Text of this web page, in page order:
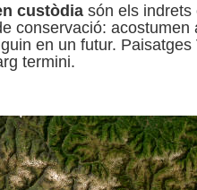
custòdia són els indrets
conservació:
en un futur.
termini.